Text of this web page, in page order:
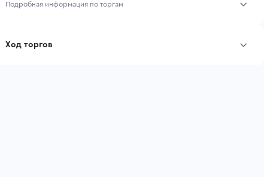
Подробная информация по торгам
Ход торгов